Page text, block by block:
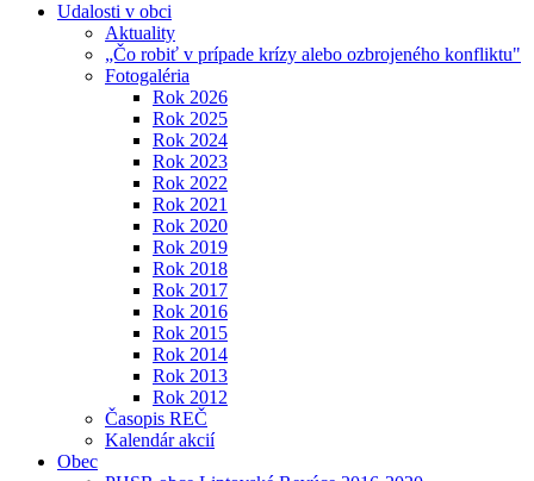
Udalosti v obci
Aktuality
„Čo robiť v prípade krízy alebo ozbrojeného konfliktu"
Fotogaléria
Rok 2026
Rok 2025
Rok 2024
Rok 2023
Rok 2022
Rok 2021
Rok 2020
Rok 2019
Rok 2018
Rok 2017
Rok 2016
Rok 2015
Rok 2014
Rok 2013
Rok 2012
Časopis REČ
Kalendár akcií
Obec